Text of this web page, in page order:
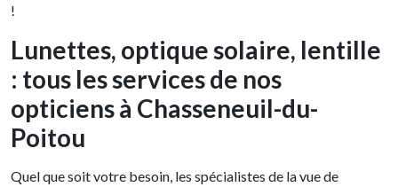
!
Lunettes, optique solaire, lentille
: tous les services de nos
opticiens à Chasseneuil-du-
Poitou
Quel que soit votre besoin, les spécialistes de la vue de